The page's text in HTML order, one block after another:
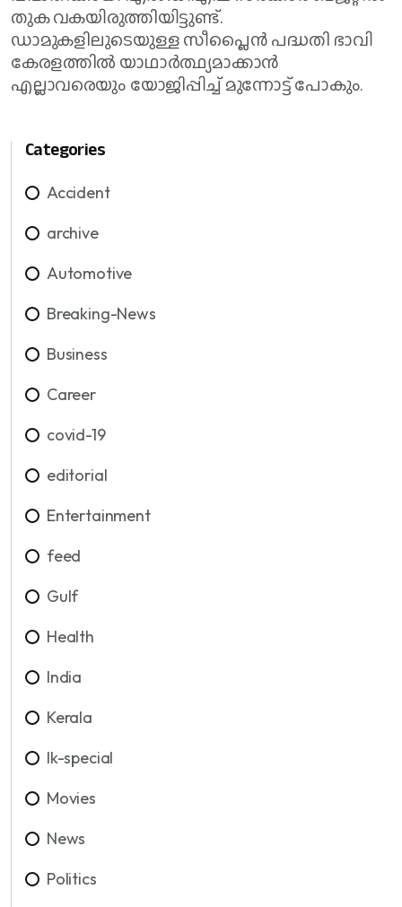
തുക വകയിരുത്തിയിട്ടുണ്ട്.
ഡാമുകളിലുടെയുള്ള സീപ്ലൈന്‍ പദ്ധതി ഭാവി
കേരളത്തില്‍ യാഥാര്‍ത്ഥ്യമാക്കാന്‍
എല്ലാവരെയും യോജിപ്പിച്ച് മുന്നോട്ട് പോകും.
Categories
Accident
archive
Automotive
Breaking-News
Business
Career
covid-19
editorial
Entertainment
feed
Gulf
Health
India
Kerala
lk-special
Movies
News
Politics